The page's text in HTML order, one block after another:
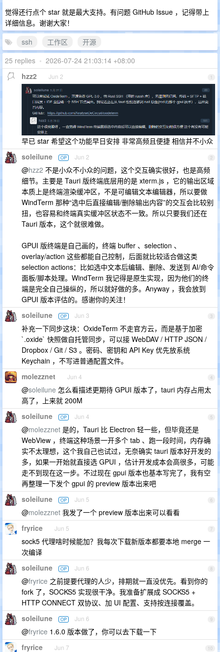
觉得还行点个 star 就是最大支持。有问题 GitHub Issue ，记得带上
详细信息。谢谢大家！
ssh
工作区
开源
25 replies • 2026-07-24 21:03:14 +08:00
1
hzz2 Jun 2
早已 star 希望这个功能早日安排 非常高频且便捷 相信并不小众
2
soleilune OP Jun 2
@hzz2 不是小众不小众的问题，这个交互确实很好，也是高频
细节。主要是 Tauri 版终端底层用的是 xterm.js ，它的输出区域
本质上是终端渲染缓冲区，不是可编辑文本编辑器，所以要做
WindTerm 那种“选中后直接编辑/删除输出内容”的交互会比较别
扭，也容易和终端真实缓冲区状态不一致。所以只要我们还在
Tauri 版本，这个就很难做。
GPUI 版终端是自己画的，终端 buffer 、selection 、
overlay/action 这些都能自己控制，后面就比较适合做这类
selection actions：比如选中文本后编辑、删除、发送到 AI/命令
面板/脚本处理。WindTerm 我记得是原生实现，因为他们的终
端是完全自己操纵的，所以就好做的多。Anyway ，我会放到
GPUI 版本评估的。感谢你的关注！
3
soleilune OP Jun 3
补充一下同步这块：OxideTerm 不走官方云，而是基于加密
`.oxide` 快照做自托管同步，可以接 WebDAV / HTTP JSON /
Dropbox / Git / S3 。密码、密钥和 API Key 优先放系统
Keychain ，不写进普通配置文件。
4
molezznet Jun 4
@soleilune 怎么看描述更期待 GPUI 版本了，tauri 内存占用太
高了，上来就 200M
5
soleilune OP Jun 4
@molezznet 是的，Tauri 比 Electron 轻一些，但毕竟还是
WebView ，终端这种场景一开多个 tab 、跑一段时间，内存确
实不太理想，这个我自己也试过，无奈确实 tauri 版本好开发的
多，如果一开始就直接选 GPUI ，估计开发成本会高很多，可能
走不到现在这一步。不过现在 gpui 版本也基本写完了，我有空
再整理一下发个 gpui 的 preview 版本出来吧
6
soleilune OP Jun 5
@molezznet 我发了一个 preview 版本出来可以看看
7
fryrice Jun 5
sock5 代理啥时候能加？我每次下载新版本都要本地 merge 一
次编译
8
soleilune OP Jun 6
@fryrice 之前提要代理的人少，排期就一直没优先。看到你的
fork 了，SOCKS5 实现很干净。我准备扩展成 SOCKS5 +
HTTP CONNECT 双协议、加 UI 配置、支持按连接覆盖。
9
soleilune OP Jun 6
@fryrice 1.6.0 版本做了，你可以去下载一下
10
fryrice Jun 7